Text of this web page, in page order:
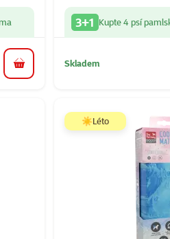
do košíku
3+1 Kupte 4 psí
Skladem
☀️Léto